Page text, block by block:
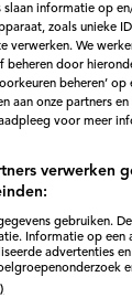
slaan informatie op
zoals unieke
verwerken. We
beheren door
beheren’ op
aan onze partners
voor meer
verwerken
gebruiken.
Informatie op een
advertenties